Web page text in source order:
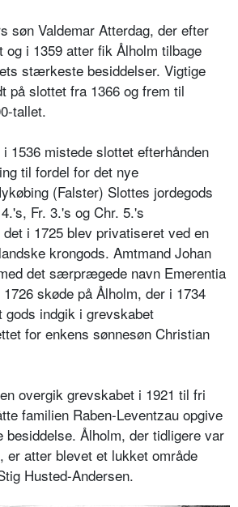
søn Valdemar Atterdag, der efter
og i 1359 atter fik Ålholm tilbage
stærkeste besiddelser. Vigtige
på slottet fra 1366 og frem til
tallet.
1536 mistede slottet efterhånden
til fordel for det nye
(Falster) Slottes jordegods
Fr. 3.'s og Chr. 5.'s
i 1725 blev privatiseret ved en
krongods. Amtmand Johan
det særprægede navn Emerentia
skøde på Ålholm, der i 1734
gods indgik i grevskabet
for enkens sønnesøn Christian
overgik grevskabet i 1921 til fri
familien Raben-Leventzau opgive
Ålholm, der tidligere var
atter blevet et lukket område
Husted-Andersen.